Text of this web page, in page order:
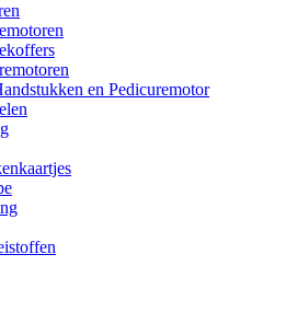
en Pedicuremotor